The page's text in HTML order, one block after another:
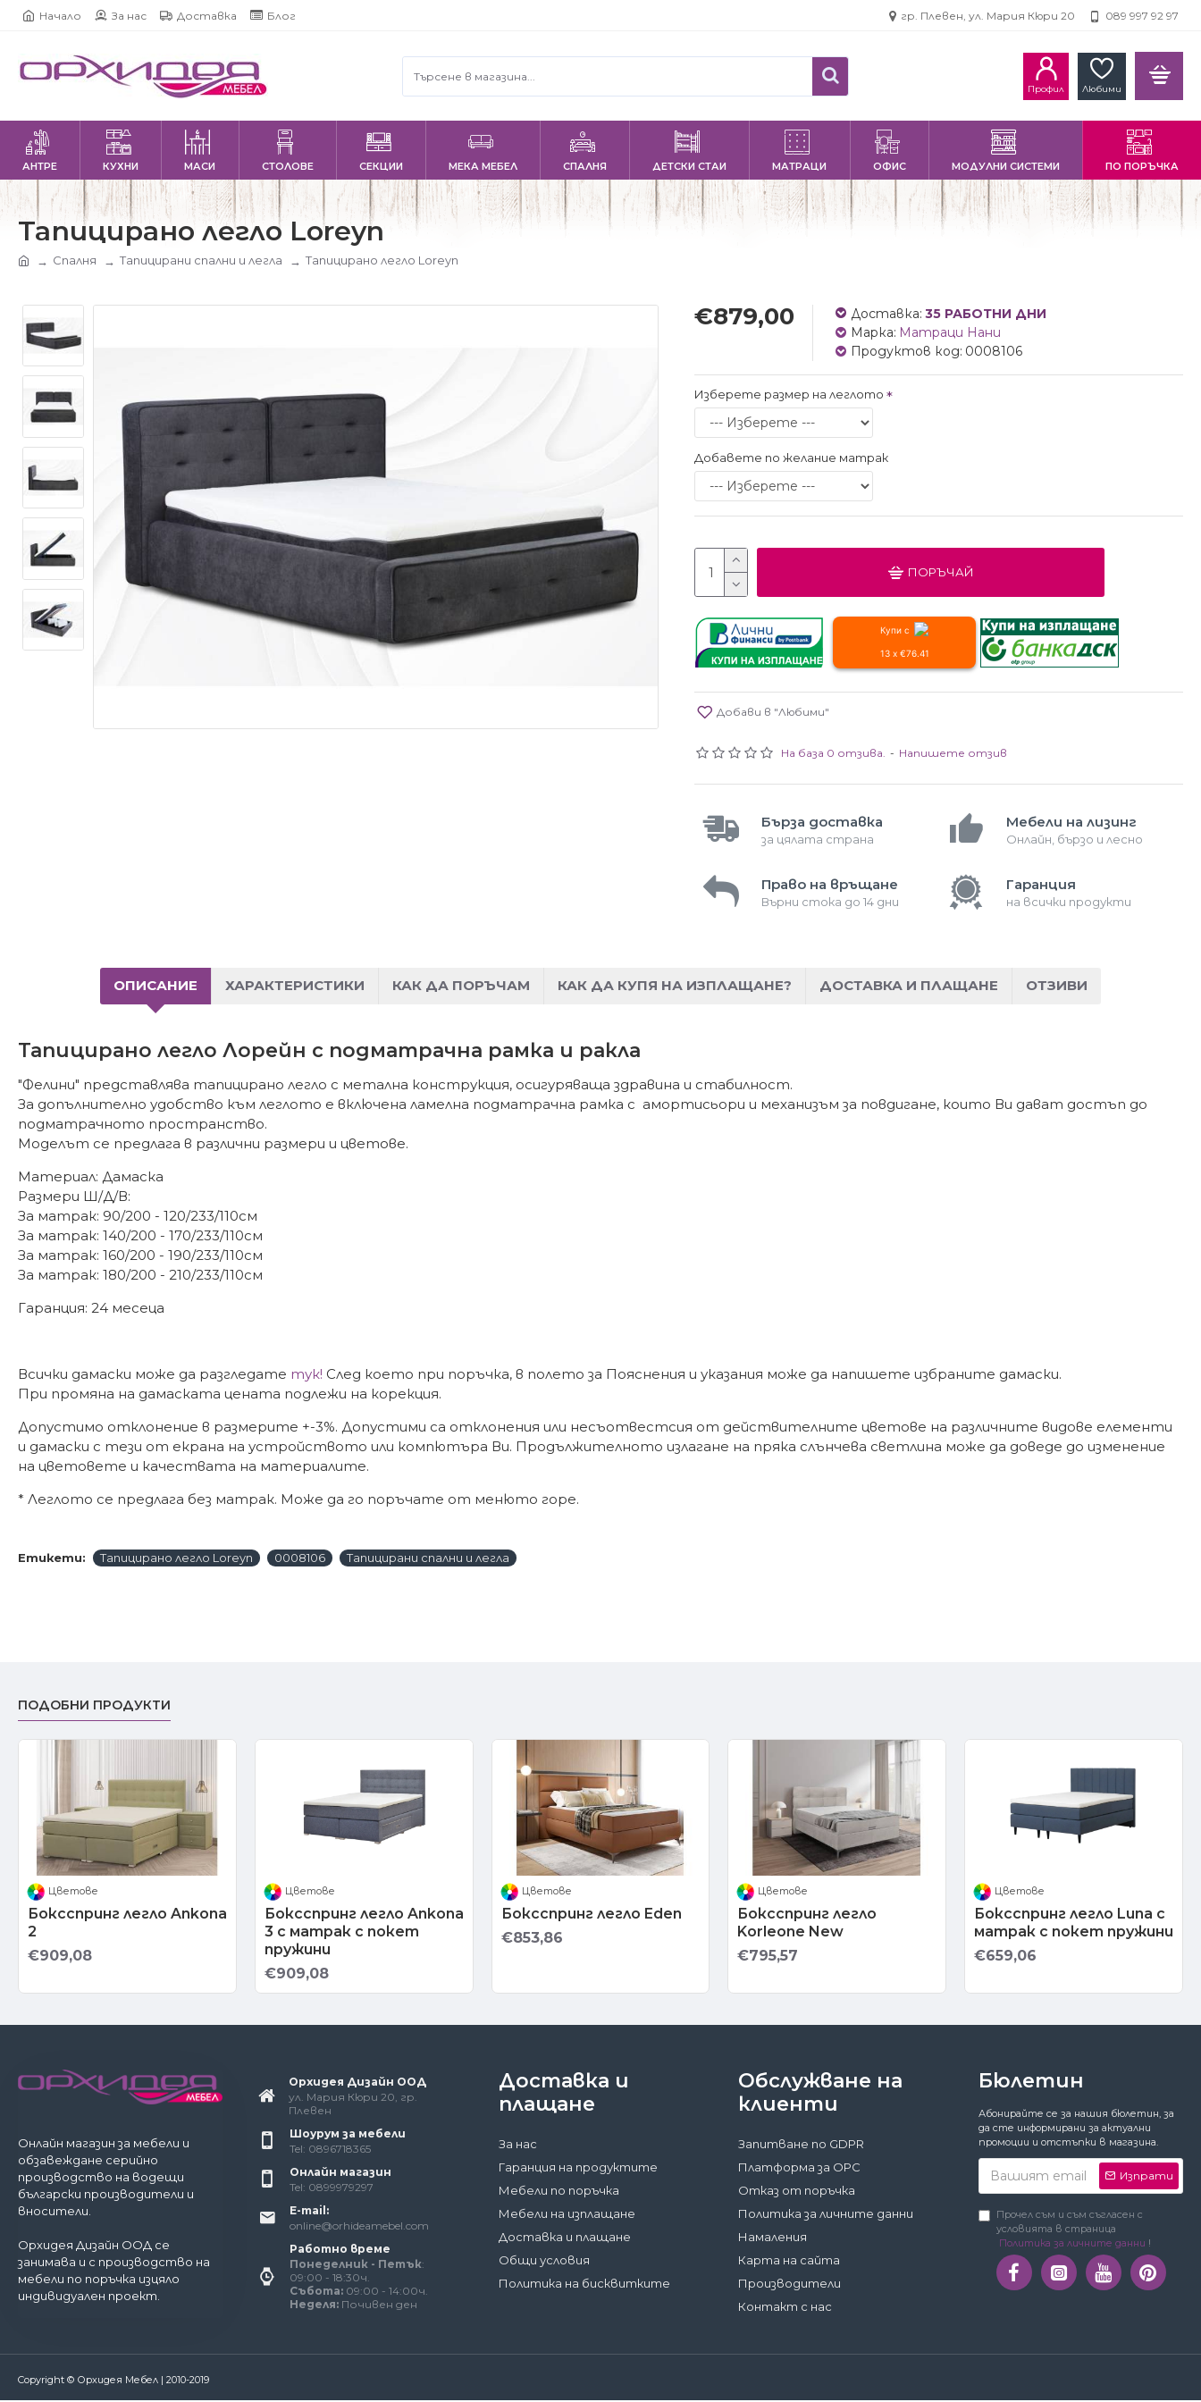
бисквитки. В тях не съхраняваме лични данни!
Начало За нас Доставка Блог гр. Плевен, ул. Мария Кюри 20 089 997 92 97
Профил Любими
АНТРЕ КУХНИ МАСИ СТОЛОВЕ СЕКЦИИ МЕКА МЕБЕЛ СПАЛНЯ ДЕТСКИ СТАИ МАТРАЦИ ОФИС МОДУЛНИ СИСТЕМИ ПО ПОРЪЧКА
Спалня Тапицирани спални и легла Тапицирано легло Loreyn
Тапицирано легло Loreyn
На база 0 отзива. - Напишете отзив
€879,00 Доставка: 35 РАБОТНИ ДНИ
Марка: Матраци Нани
Продуктов код: 0008106
Изберете размер на леглото
Добавете по желание матрак
ПОРЪЧАЙ
Купи с
13 x €76.41
Добави в "Любими"
Бърза доставка
за цялата страна
Мебели на лизинг
Онлайн, бързо и лесно
Право на връщане
Върни стока до 14 дни
Гаранция
на всички продукти
ОПИСАНИЕ ХАРАКТЕРИСТИКИ КАК ДА ПОРЪЧАМ КАК ДА КУПЯ НА ИЗПЛАЩАНЕ? ДОСТАВКА И ПЛАЩАНЕ ОТЗИВИ
Тапицирано легло Лорейн с подматрачна рамка и ракла
"Фелини" представлява тапицирано легло с метална конструкция, осигуряваща здравина и стабилност.
За допълнително удобство към леглото е включена ламелна подматрачна рамка с амортисьори и механизъм за повдигане, които Ви дават достъп до
подматрачното пространство.
Моделът се предлага в различни размери и цветове.
Материал: Дамаска
Размери Ш/Д/В:
За матрак: 90/200 - 120/233/110см
За матрак: 140/200 - 170/233/110см
За матрак: 160/200 - 190/233/110см
За матрак: 180/200 - 210/233/110см
Гаранция: 24 месеца
Всички дамаски може да разгледате тук! След което при поръчка, в полето за Пояснения и указания може да напишете избраните дамаски.
При промяна на дамаската цената подлежи на корекция.
Допустимо отклонение в размерите +-3%. Допустими са отклонения или несъотвестсия от действителните цветове на различните видове елементи
и дамаски с тези от екрана на устройството или компютъра Ви. Продължителното излагане на пряка слънчева светлина може да доведе до изменение
на цветовете и качествата на материалите.
* Леглото се предлага без матрак. Може да го поръчате от менюто горе.
Етикети: Тапицирано легло Loreyn 0008106 Тапицирани спални и легла
ПОДОБНИ ПРОДУКТИ
Цветове
Боксспринг легло Ankona
2
€909,08
Цветове
Боксспринг легло Ankona
3 с матрак с покет
пружини
€909,08
Цветове
Боксспринг легло Eden
€853,86
Цветове
Боксспринг легло
Korleone New
€795,57
Цветове
Боксспринг легло Luna с
матрак с покет пружини
€659,06
Онлайн магазин за мебели и
обзавеждане серийно
производство на водещи
български производители и
вносители.
Орхидея Дизайн ООД се
занимава и с производство на
мебели по поръчка изцяло
индивидуален проект.
Орхидея Дизайн ООД
ул. Мария Кюри 20, гр.
Плевен
Шоурум за мебели
Tel: 0896718365
Онлайн магазин
Tel: 0899979297
E-mail:
online@orhideamebel.com
Работно време
Понеделник - Петък:
09:00 - 18:30ч.
Събота:09:00 - 14:00ч.
Неделя:Почивен ден
Доставка и
плащане
За нас
Гаранция на продуктите
Мебели по поръчка
Мебели на изплащане
Доставка и плащане
Общи условия
Политика на бисквитките
Обслужване на
клиенти
Запитване по GDPR
Платформа за ОРС
Отказ от поръчка
Политика за личните данни
Намаления
Карта на сайта
Производители
Контакт с нас
Бюлетин
Абонирайте се за нашия бюлетин, за
да сте информирани за актуални
промоции и отстъпки в магазина.
Изпрати
Прочел съм и съм съгласен с
условията в страница
Политика за личните данни !
Copyright © Орхидея Мебел | 2010-2019